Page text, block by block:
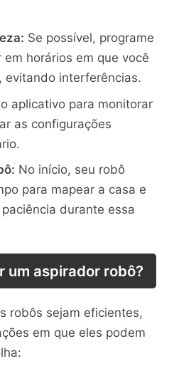
Se possível, programe
horários em que você
evitando interferências.
aplicativo para monitorar
as configurações
No início, seu robô
para mapear a casa e
durante essa
um aspirador robô?
robôs sejam eficientes,
em que eles podem